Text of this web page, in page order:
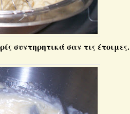
συντηρητικά σαν τις έτοιμες.